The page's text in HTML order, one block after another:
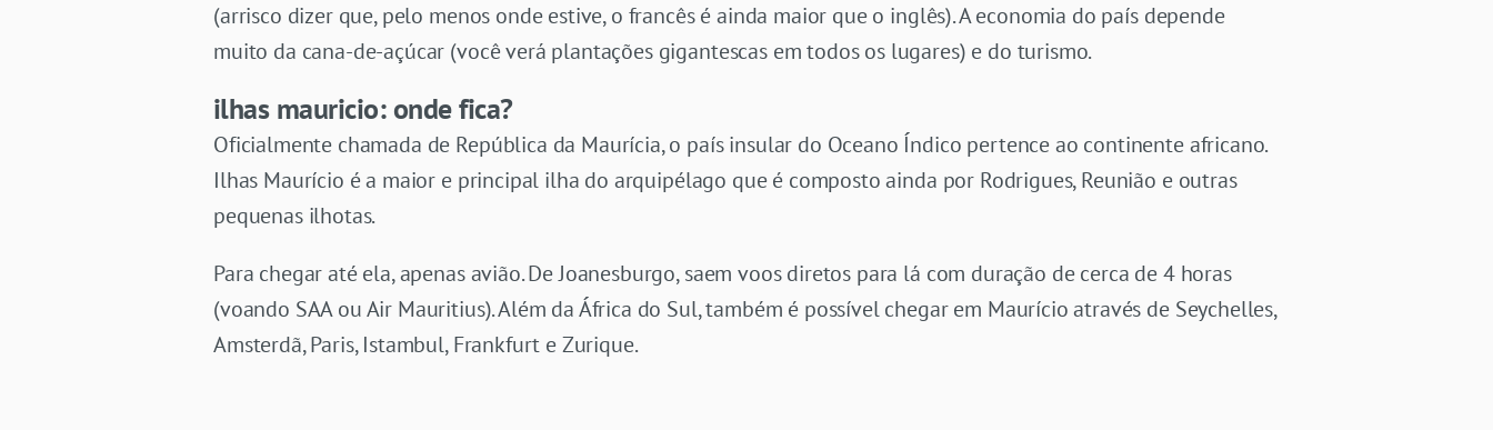
(arrisco dizer que, pelo menos onde estive, o francês é ainda maior que o inglês). A economia do país depende
muito da cana-de-açúcar (você verá plantações gigantescas em todos os lugares) e do turismo.
ilhas mauricio: onde fica?
Oficialmente chamada de República da Maurícia, o país insular do Oceano Índico pertence ao continente africano.
Ilhas Maurício é a maior e principal ilha do arquipélago que é composto ainda por Rodrigues, Reunião e outras
pequenas ilhotas.
Para chegar até ela, apenas avião. De Joanesburgo, saem voos diretos para lá com duração de cerca de 4 horas
(voando SAA ou Air Mauritius). Além da África do Sul, também é possível chegar em Maurício através de Seychelles,
Amsterdã, Paris, Istambul, Frankfurt e Zurique.